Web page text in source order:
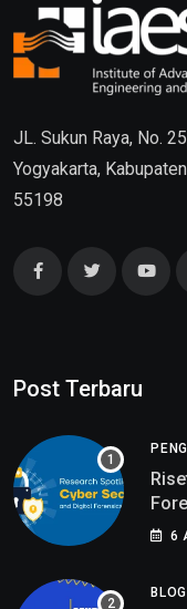
JL. Sukun Raya, No.
Yogyakarta,
55198
Post Terbaru
6
BLOG